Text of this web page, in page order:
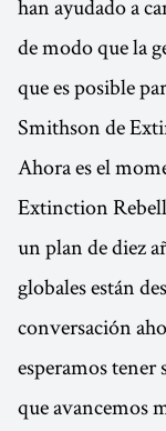
han ayudado a
de modo que la
que es posible
Smithson de
Ahora es el
Extinction
un plan de diez
globales están
conversación
esperamos tener
que avancemos